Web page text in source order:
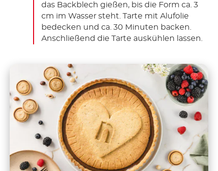
das Backblech gießen, bis die Form ca. 3
cm im Wasser steht. Tarte mit Alufolie
bedecken und ca. 30 Minuten backen.
Anschließend die Tarte auskühlen lassen.